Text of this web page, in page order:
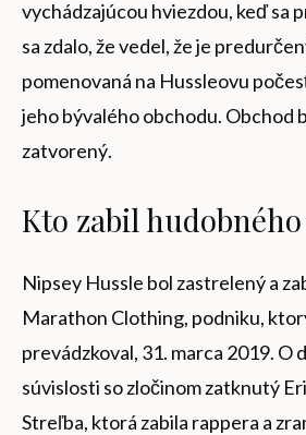
vychádzajúcou hviezdou, keď sa
sa zdalo, že vedel, že je
pomenovaná na Hussleovu
jeho bývalého obchodu. Obchod
zatvorený.
Kto zabil
Nipsey Hussle bol zastrelený a
Marathon Clothing, podniku,
prevádzkoval, 31. marca 2019. O
súvislosti so zločinom zatknutý
Streľba, ktorá zabila rappera a